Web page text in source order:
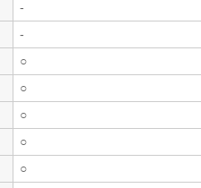
-
-
○
○
○
○
○